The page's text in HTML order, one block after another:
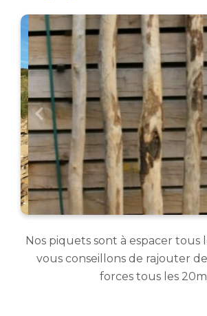
Nos piquets sont à espacer tous
vous conseillons de rajouter
forces tous les